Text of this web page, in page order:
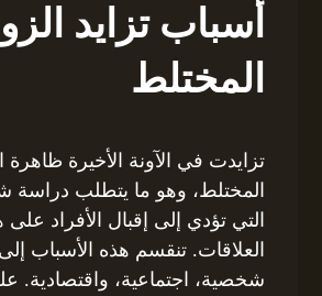
أسباب تزايد
المختلط
تزايدت في الآونة الأخيرة ظاهرة
المختلط، وهو ما يتطلب دراسة
التي تؤدي إلى إقبال الأفراد على
العلاقات. تنقسم هذه الأسباب
شخصية، اجتماعية، واقتصادية.